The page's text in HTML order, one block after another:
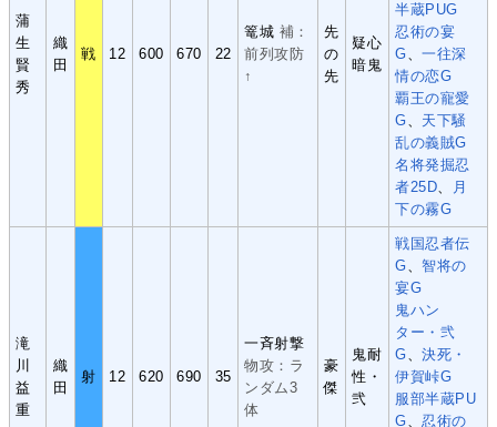
蒲
生
賢
秀
織
田
戦 12 600 670 22
篭城 補：
前列攻防
↑
先
の
先
疑心
暗鬼
半蔵PUG
忍術の宴
G、一往深
情の恋G
覇王の寵愛
G、 天下騒
乱の義賊G
名将発掘忍
者25D、
月
下の霧G
滝
川
益
重
織
田
射 12 620 690 35
一斉射撃
物攻：ラ
ンダム3
体
豪
傑
鬼耐
性・
弐
戦国忍者伝
G、智将の
宴G
鬼ハン
ター・弐
G、決死・
伊賀峠G
服部半蔵PU
G、忍術の